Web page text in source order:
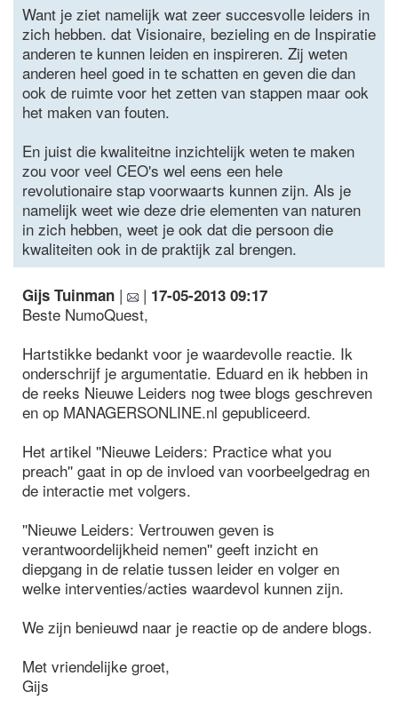
Want je ziet namelijk wat zeer succesvolle leiders in
zich hebben. dat Visionaire, bezieling en de Inspiratie
anderen te kunnen leiden en inspireren. Zij weten
anderen heel goed in te schatten en geven die dan
ook de ruimte voor het zetten van stappen maar ook
het maken van fouten.
En juist die kwaliteitne inzichtelijk weten te maken
zou voor veel CEO's wel eens een hele
revolutionaire stap voorwaarts kunnen zijn. Als je
namelijk weet wie deze drie elementen van naturen
in zich hebben, weet je ook dat die persoon die
kwaliteiten ook in de praktijk zal brengen.
Gijs Tuinman | | 17-05-2013 09:17
Beste NumoQuest,
Hartstikke bedankt voor je waardevolle reactie. Ik
onderschrijf je argumentatie. Eduard en ik hebben in
de reeks Nieuwe Leiders nog twee blogs geschreven
en op MANAGERSONLINE.nl gepubliceerd.
Het artikel ''Nieuwe Leiders: Practice what you
preach'' gaat in op de invloed van voorbeelgedrag en
de interactie met volgers.
''Nieuwe Leiders: Vertrouwen geven is
verantwoordelijkheid nemen'' geeft inzicht en
diepgang in de relatie tussen leider en volger en
welke interventies/acties waardevol kunnen zijn.
We zijn benieuwd naar je reactie op de andere blogs.
Met vriendelijke groet,
Gijs